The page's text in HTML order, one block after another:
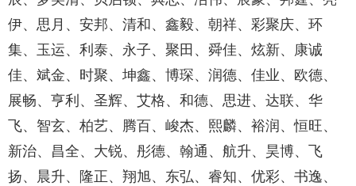
伊、思月、安邦、清和、鑫毅、朝祥、彩聚庆、环
集、玉运、利泰、永子、聚田、舜佳、炫新、康诚
佳、斌金、时聚、坤鑫、博琛、润德、佳业、欧德、
展畅、亨利、圣辉、艾格、和德、思进、达联、华
飞、智玄、柏艺、腾百、峻杰、熙麟、裕润、恒旺、
新治、昌全、大锐、彤德、翰通、航升、昊博、飞
扬、晨升、隆正、翔旭、东弘、睿知、优彩、书逸、